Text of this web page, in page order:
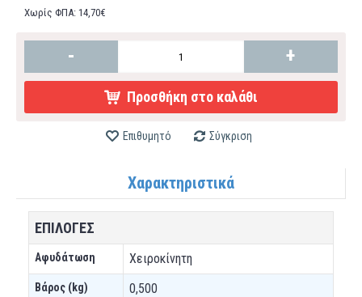
Χωρίς ΦΠΑ: 14,70€
- +
Προσθήκη στο καλάθι
Επιθυμητό Σύγκριση
Χαρακτηριστικά
ΕΠΙΛΟΓΕΣ
Αφυδάτωση Χειροκίνητη
Βάρος (kg) 0,500